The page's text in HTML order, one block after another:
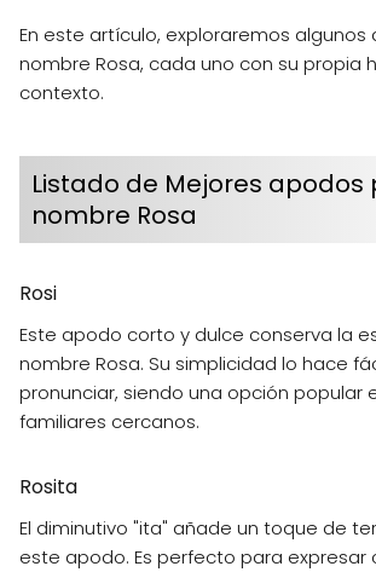
En este artículo, exploraremos algunos
nombre Rosa, cada uno con su propia
contexto.
Listado de Mejores apodos
nombre Rosa
Rosi
Este apodo corto y dulce conserva la
nombre Rosa. Su simplicidad lo hace
pronunciar, siendo una opción popular
familiares cercanos.
Rosita
El diminutivo "ita" añade un toque de
este apodo. Es perfecto para expresar